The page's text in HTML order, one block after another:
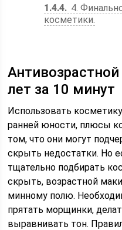
1.4.4
4.
косметики.
лет за 10 минут
Использовать
ранней юности, плюсы
том, что они могут
скрыть недостатки. Но
тщательно подбирать
скрыть, возрастной
минному полю.
прятать морщинки,
выравнивать тон.